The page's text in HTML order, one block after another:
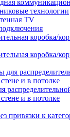
технологии
TV
коробка/
коробка/
для
и в потолке
и в потолке
привязки к